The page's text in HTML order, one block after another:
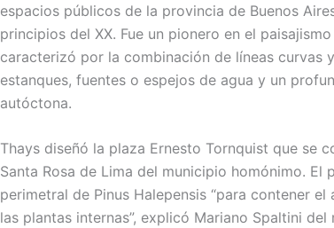
espacios públicos de la provincia de Buenos
principios del XX. Fue un pionero en el
caracterizó por la combinación de líneas curvas
estanques, fuentes o espejos de agua y un
autóctona.
Thays diseñó la plaza Ernesto Tornquist que se
Santa Rosa de Lima del municipio homónimo.
perimetral de Pinus Halepensis “para contener
las plantas internas”, explicó Mariano Spaltini